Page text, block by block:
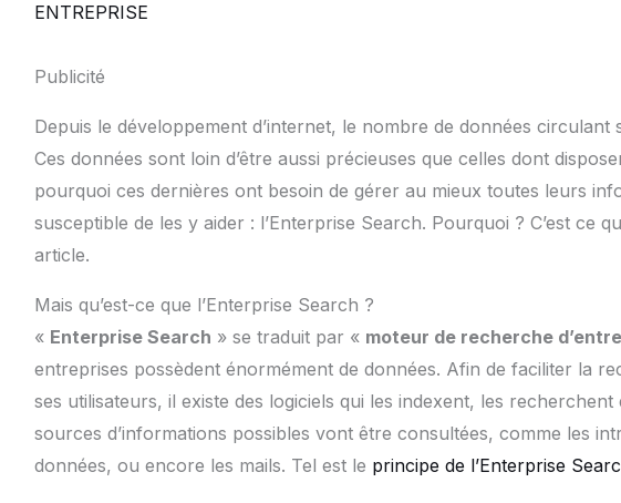
ENTREPRISE
Publicité
Depuis le développement d’internet, le nombre de données circulant
Ces données sont loin d’être aussi précieuses que celles dont
pourquoi ces dernières ont besoin de gérer au mieux toutes leurs
susceptible de les y aider : l’Enterprise Search. Pourquoi ? C’est ce
article.
Mais qu’est-ce que l’Enterprise Search ?
« Enterprise Search » se traduit par « moteur de recherche
entreprises possèdent énormément de données. Afin de faciliter la
ses utilisateurs, il existe des logiciels qui les indexent, les
sources d’informations possibles vont être consultées, comme les
données, ou encore les mails. Tel est le principe de l’Enterprise